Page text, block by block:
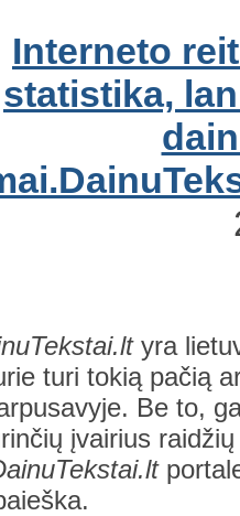
yra
turi tokią pačią
Be to,
įvairius